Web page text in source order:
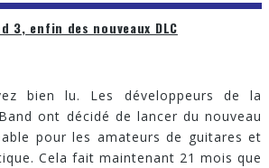
3, enfin des nouveaux DLC
bien lu. Les développeurs de la
ont décidé de lancer du nouveau
pour les amateurs de guitares et
Cela fait maintenant 21 mois que